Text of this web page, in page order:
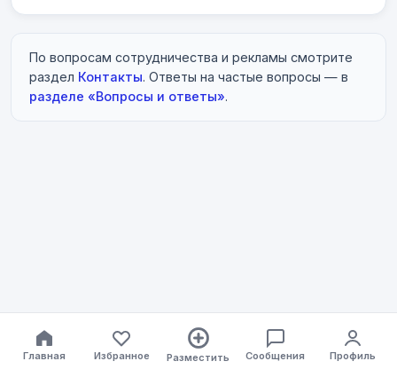
По вопросам сотрудничества и рекламы смотрите
раздел Контакты. Ответы на частые вопросы — в
разделе «Вопросы и ответы».
Главная Избранное Разместить Сообщения Профиль